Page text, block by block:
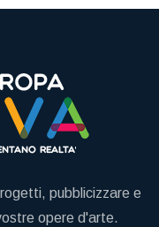
pubblicizzare e
opere d'arte.